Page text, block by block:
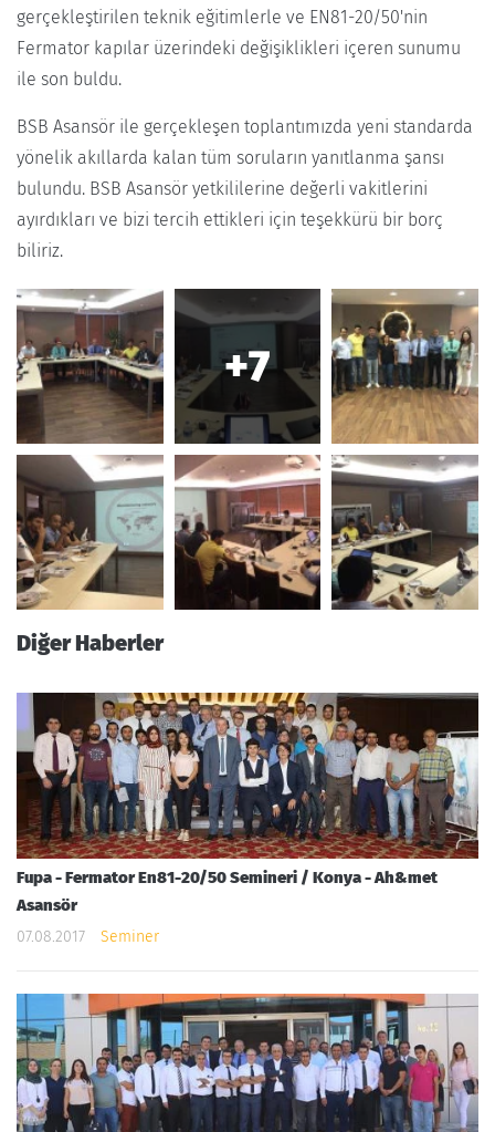
gerçekleştirilen teknik eğitimlerle ve EN81-20/50'nin
Fermator kapılar üzerindeki değişiklikleri içeren sunumu
ile son buldu.
BSB Asansör ile gerçekleşen toplantımızda yeni standarda
yönelik akıllarda kalan tüm soruların yanıtlanma şansı
bulundu. BSB Asansör yetkililerine değerli vakitlerini
ayırdıkları ve bizi tercih ettikleri için teşekkürü bir borç
biliriz.
+7
Diğer Haberler
Fupa - Fermator En81-20/50 Semineri / Konya - Ah&met
Asansör
07.08.2017 Seminer